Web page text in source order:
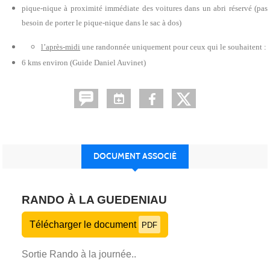
pique-nique à proximité immédiate des voitures dans un abri réservé (pas
besoin de porter le pique-nique dans le sac à dos)
l’après-midi une randonnée uniquement pour ceux qui le souhaitent :
6 kms environ (Guide Daniel Auvinet)
DOCUMENT ASSOCIÉ
RANDO À LA GUEDENIAU
Télécharger le document PDF
Sortie Rando à la journée..